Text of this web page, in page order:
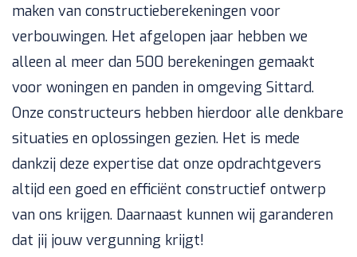
maken van constructieberekeningen voor
verbouwingen. Het afgelopen jaar hebben we
alleen al meer dan 500 berekeningen gemaakt
voor woningen en panden in omgeving Sittard.
Onze constructeurs hebben hierdoor alle denkbare
situaties en oplossingen gezien. Het is mede
dankzij deze expertise dat onze opdrachtgevers
altijd een goed en efficiënt constructief ontwerp
van ons krijgen. Daarnaast kunnen wij garanderen
dat jij jouw vergunning krijgt!